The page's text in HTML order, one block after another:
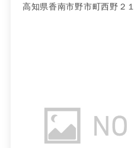
高知県香南市野市町西野２